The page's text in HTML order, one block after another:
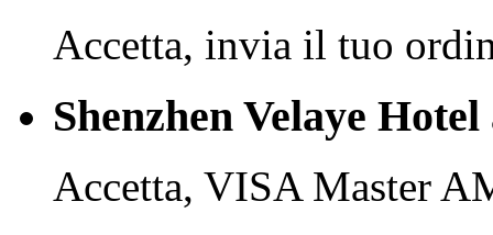
Accetta, invia il tuo
Shenzhen Velaye
Accetta, VISA Master